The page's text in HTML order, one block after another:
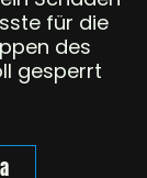
für die
des
gesperrt